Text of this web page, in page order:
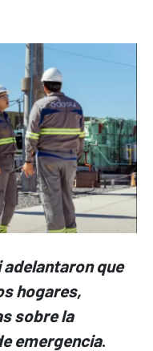
adelantaron que
hogares,
sobre la
emergencia.